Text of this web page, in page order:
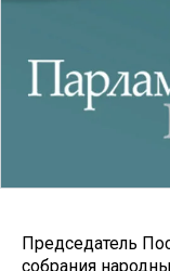
Председатель
собрания